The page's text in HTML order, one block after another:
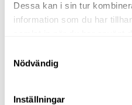
Dessa kan i sin tur
information som du har
Nödvändig
Inställningar